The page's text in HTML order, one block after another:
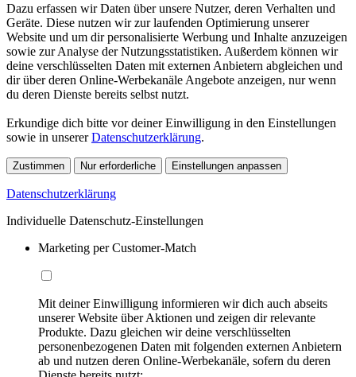
Dazu erfassen wir Daten über unsere Nutzer, deren Verhalten und
Geräte. Diese nutzen wir zur laufenden Optimierung unserer
Website und um dir personalisierte Werbung und Inhalte anzuzeigen
sowie zur Analyse der Nutzungsstatistiken. Außerdem können wir
deine verschlüsselten Daten mit externen Anbietern abgleichen und
dir über deren Online-Werbekanäle Angebote anzeigen, nur wenn
du deren Dienste bereits selbst nutzt.
Erkundige dich bitte vor deiner Einwilligung in den Einstellungen
sowie in unsererDatenschutzerklärung.
Zustimmen Nur erforderliche Einstellungen anpassen
Datenschutzerklärung
Individuelle Datenschutz-Einstellungen
Marketing per Customer-Match
Mit deiner Einwilligung informieren wir dich auch abseits
unserer Website über Aktionen und zeigen dir relevante
Produkte. Dazu gleichen wir deine verschlüsselten
personenbezogenen Daten mit folgenden externen Anbietern
ab und nutzen deren Online-Werbekanäle, sofern du deren